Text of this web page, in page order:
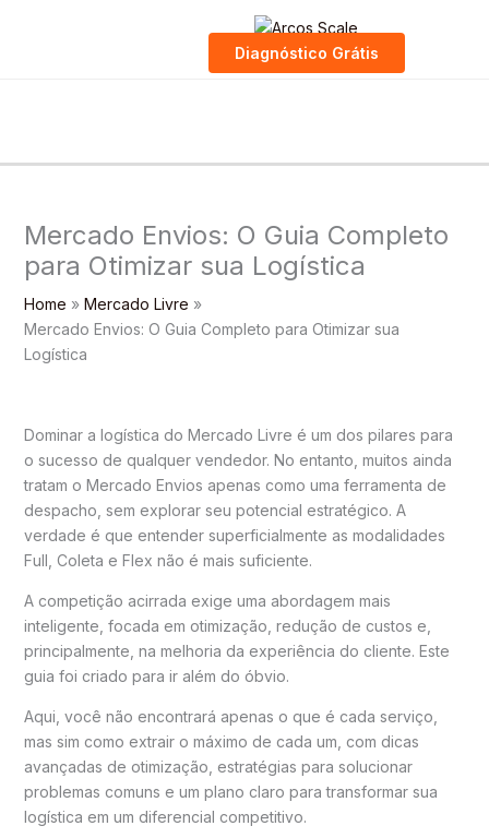
Diagnóstico Grátis
Mercado Envios: O Guia Completo
para Otimizar sua Logística
Home
Mercado Livre
Mercado Envios: O Guia Completo para Otimizar sua
Logística
Dominar a logística do Mercado Livre é um dos pilares para
o sucesso de qualquer vendedor. No entanto, muitos ainda
tratam o Mercado Envios apenas como uma ferramenta de
despacho, sem explorar seu potencial estratégico. A
verdade é que entender superficialmente as modalidades
Full, Coleta e Flex não é mais suficiente.
A competição acirrada exige uma abordagem mais
inteligente, focada em otimização, redução de custos e,
principalmente, na melhoria da experiência do cliente. Este
guia foi criado para ir além do óbvio.
Aqui, você não encontrará apenas o que é cada serviço,
mas sim como extrair o máximo de cada um, com dicas
avançadas de otimização, estratégias para solucionar
problemas comuns e um plano claro para transformar sua
logística em um diferencial competitivo.